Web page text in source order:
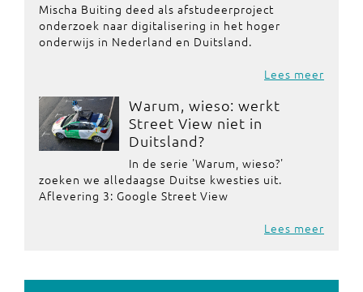
Mischa Buiting deed als afstudeerproject
onderzoek naar digitalisering in het hoger
onderwijs in Nederland en Duitsland.
Lees meer
Warum, wieso: werkt
Street View niet in
Duitsland?
In de serie 'Warum, wieso?'
zoeken we alledaagse Duitse kwesties uit.
Aflevering 3: Google Street View
Lees meer